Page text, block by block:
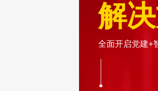
解
全面开启党建+